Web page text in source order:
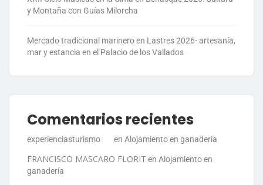
y Montaña con Guías Milorcha
Mercado tradicional marinero en Lastres 2026- artesanía,
mar y estancia en el Palacio de los Vallados
Comentarios recientes
experienciasturismo en Alojamiento en ganadería
FRANCISCO MASCARO FLORIT en Alojamiento en
ganadería